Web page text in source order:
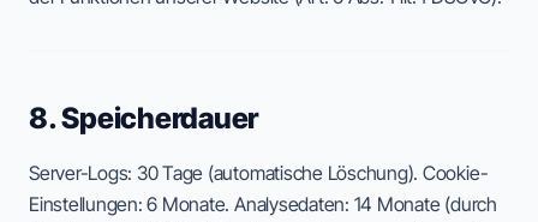
8. Speicherdauer
Server-Logs: 30 Tage (automatische Löschung). Cookie-
Einstellungen: 6 Monate. Analysedaten: 14 Monate (durch